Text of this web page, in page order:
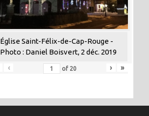
Église Saint-Félix-de-Cap-Rouge -
Photo : Daniel Boisvert, 2 déc. 2019
‹ of 20 › »